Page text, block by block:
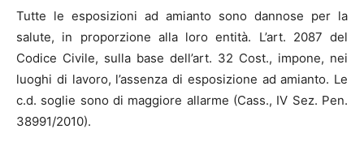
Tutte le esposizioni ad amianto sono dannose per la
salute, in proporzione alla loro entità. L’art. 2087 del
Codice Civile, sulla base dell’art. 32 Cost., impone, nei
luoghi di lavoro, l’assenza di esposizione ad amianto. Le
c.d. soglie sono di maggiore allarme (Cass., IV Sez. Pen.
38991/2010).